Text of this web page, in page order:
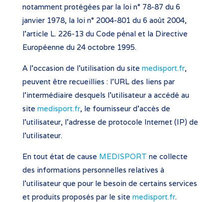
notamment protégées par la loi n° 78-87 du 6
janvier 1978, la loi n° 2004-801 du 6 août 2004,
l’article L. 226-13 du Code pénal et la Directive
Européenne du 24 octobre 1995.
A l’occasion de l’utilisation du site medisport.fr,
peuvent être recueillies : l’URL des liens par
l’intermédiaire desquels l’utilisateur a accédé au
site medisport.fr, le fournisseur d’accès de
l’utilisateur, l’adresse de protocole Internet (IP) de
l’utilisateur.
En tout état de cause MEDISPORT ne collecte
des informations personnelles relatives à
l’utilisateur que pour le besoin de certains services
et produits proposés par le site medisport.fr.